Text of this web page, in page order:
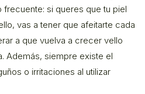
frecuente: si queres que tu piel
vas a tener que afeitarte cada
a que vuelva a crecer vello
Además, siempre existe el
o irritaciones al utilizar